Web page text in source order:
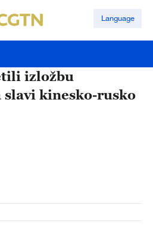
Language
izložbu
kinesko-rusko